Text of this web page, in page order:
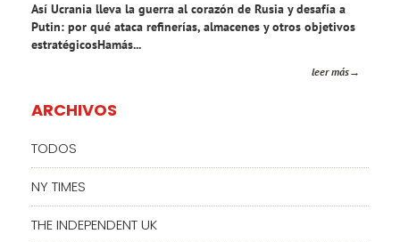
Así Ucrania lleva la guerra al corazón de Rusia y desafía a
Putin: por qué ataca refinerías, almacenes y otros objetivos
estratégicosHamás...
leer más
ARCHIVOS
TODOS
NY TIMES
THE INDEPENDENT UK